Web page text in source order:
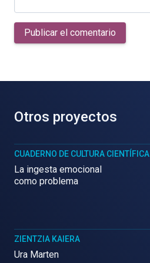
Publicar el comentario
Otros proyectos
CUADERNO DE CULTURA CIENTÍFICA
La ingesta emocional
como problema
ZIENTZIA KAIERA
Ura Marten